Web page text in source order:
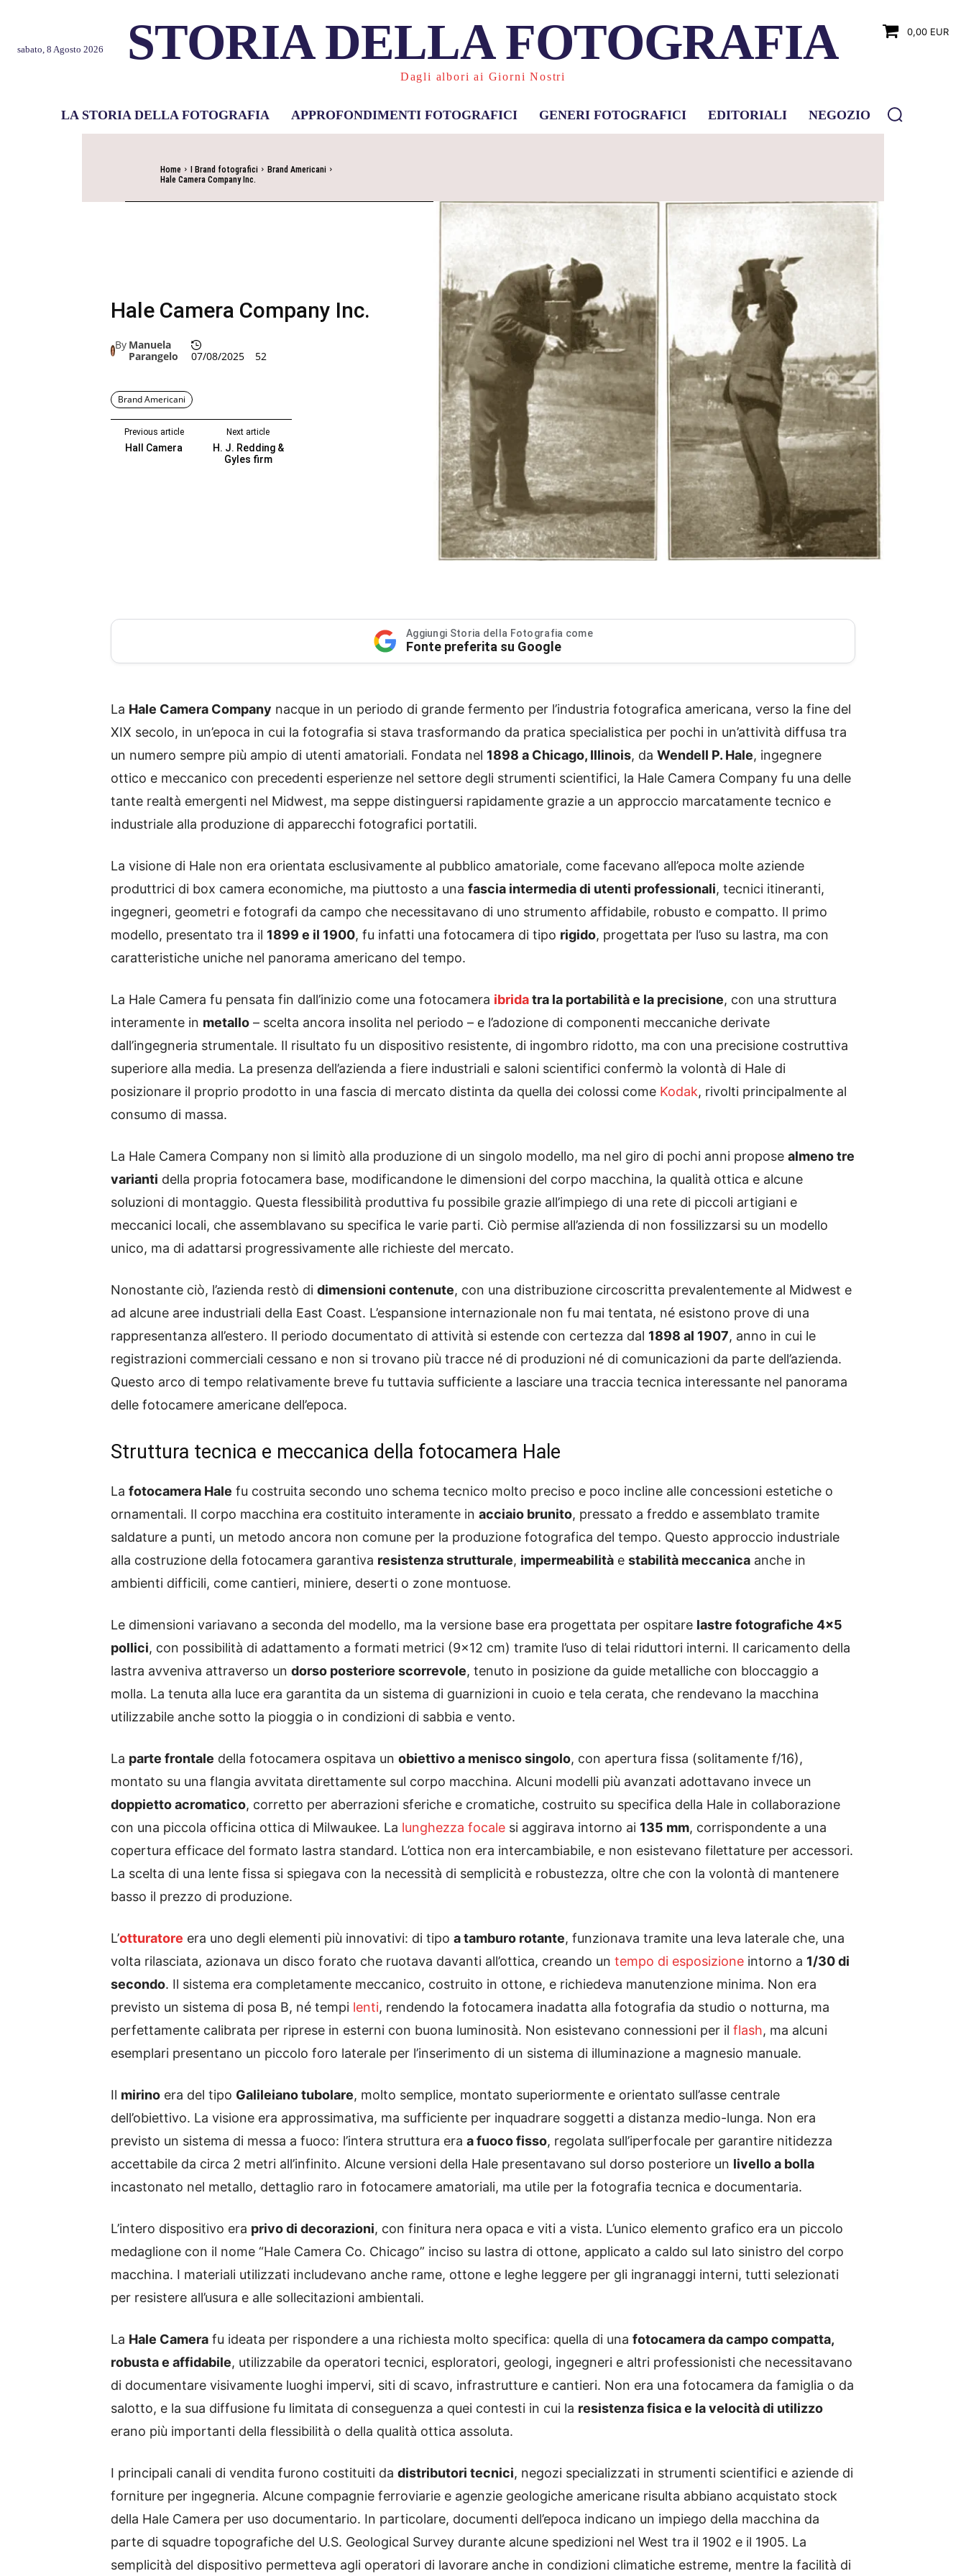
sabato, 8 Agosto 2026 STORIA DELLA FOTOGRAFIA
Dagli albori ai Giorni Nostri
0,00 EUR
LA STORIA DELLA FOTOGRAFIA APPROFONDIMENTI FOTOGRAFICI GENERI FOTOGRAFICI EDITORIALI NEGOZIO
Home I Brand fotografici
Brand Americani
Hale Camera Company Inc.
Hale Camera Company Inc.
By Manuela
Parangelo
07/08/2025 52
Brand Americani
Previous article
Hall Camera
Next article
H. J. Redding &
Gyles firm
Aggiungi Storia della Fotografia come
Fonte preferita su Google
La Hale Camera Company nacque in un periodo di grande fermento per l’industria fotografica americana, verso la fine del
XIX secolo, in un’epoca in cui la fotografia si stava trasformando da pratica specialistica per pochi in un’attività diffusa tra
un numero sempre più ampio di utenti amatoriali. Fondata nel 1898 a Chicago, Illinois, da Wendell P. Hale, ingegnere
ottico e meccanico con precedenti esperienze nel settore degli strumenti scientifici, la Hale Camera Company fu una delle
tante realtà emergenti nel Midwest, ma seppe distinguersi rapidamente grazie a un approccio marcatamente tecnico e
industriale alla produzione di apparecchi fotografici portatili.
La visione di Hale non era orientata esclusivamente al pubblico amatoriale, come facevano all’epoca molte aziende
produttrici di box camera economiche, ma piuttosto a una fascia intermedia di utenti professionali, tecnici itineranti,
ingegneri, geometri e fotografi da campo che necessitavano di uno strumento affidabile, robusto e compatto. Il primo
modello, presentato tra il 1899 e il 1900, fu infatti una fotocamera di tipo rigido, progettata per l’uso su lastra, ma con
caratteristiche uniche nel panorama americano del tempo.
La Hale Camera fu pensata fin dall’inizio come una fotocamera ibridatra la portabilità e la precisione, con una struttura
interamente in metallo – scelta ancora insolita nel periodo – e l’adozione di componenti meccaniche derivate
dall’ingegneria strumentale. Il risultato fu un dispositivo resistente, di ingombro ridotto, ma con una precisione costruttiva
superiore alla media. La presenza dell’azienda a fiere industriali e saloni scientifici confermò la volontà di Hale di
posizionare il proprio prodotto in una fascia di mercato distinta da quella dei colossi come Kodak, rivolti principalmente al
consumo di massa.
La Hale Camera Company non si limitò alla produzione di un singolo modello, ma nel giro di pochi anni propose almeno tre
varianti della propria fotocamera base, modificandone le dimensioni del corpo macchina, la qualità ottica e alcune
soluzioni di montaggio. Questa flessibilità produttiva fu possibile grazie all’impiego di una rete di piccoli artigiani e
meccanici locali, che assemblavano su specifica le varie parti. Ciò permise all’azienda di non fossilizzarsi su un modello
unico, ma di adattarsi progressivamente alle richieste del mercato.
Nonostante ciò, l’azienda restò di dimensioni contenute, con una distribuzione circoscritta prevalentemente al Midwest e
ad alcune aree industriali della East Coast. L’espansione internazionale non fu mai tentata, né esistono prove di una
rappresentanza all’estero. Il periodo documentato di attività si estende con certezza dal 1898 al 1907, anno in cui le
registrazioni commerciali cessano e non si trovano più tracce né di produzioni né di comunicazioni da parte dell’azienda.
Questo arco di tempo relativamente breve fu tuttavia sufficiente a lasciare una traccia tecnica interessante nel panorama
delle fotocamere americane dell’epoca.
Struttura tecnica e meccanica della fotocamera Hale
La fotocamera Hale fu costruita secondo uno schema tecnico molto preciso e poco incline alle concessioni estetiche o
ornamentali. Il corpo macchina era costituito interamente in acciaio brunito, pressato a freddo e assemblato tramite
saldature a punti, un metodo ancora non comune per la produzione fotografica del tempo. Questo approccio industriale
alla costruzione della fotocamera garantiva resistenza strutturale, impermeabilità e stabilità meccanica anche in
ambienti difficili, come cantieri, miniere, deserti o zone montuose.
Le dimensioni variavano a seconda del modello, ma la versione base era progettata per ospitare lastre fotografiche 4×5
pollici, con possibilità di adattamento a formati metrici (9×12 cm) tramite l’uso di telai riduttori interni. Il caricamento della
lastra avveniva attraverso un dorso posteriore scorrevole, tenuto in posizione da guide metalliche con bloccaggio a
molla. La tenuta alla luce era garantita da un sistema di guarnizioni in cuoio e tela cerata, che rendevano la macchina
utilizzabile anche sotto la pioggia o in condizioni di sabbia e vento.
La parte frontale della fotocamera ospitava un obiettivo a menisco singolo, con apertura fissa (solitamente f/16),
montato su una flangia avvitata direttamente sul corpo macchina. Alcuni modelli più avanzati adottavano invece un
doppietto acromatico, corretto per aberrazioni sferiche e cromatiche, costruito su specifica della Hale in collaborazione
con una piccola officina ottica di Milwaukee. La lunghezza focale si aggirava intorno ai 135 mm, corrispondente a una
copertura efficace del formato lastra standard. L’ottica non era intercambiabile, e non esistevano filettature per accessori.
La scelta di una lente fissa si spiegava con la necessità di semplicità e robustezza, oltre che con la volontà di mantenere
basso il prezzo di produzione.
L’otturatore era uno degli elementi più innovativi: di tipo a tamburo rotante, funzionava tramite una leva laterale che, una
volta rilasciata, azionava un disco forato che ruotava davanti all’ottica, creando un tempo di esposizione intorno a 1/30 di
secondo. Il sistema era completamente meccanico, costruito in ottone, e richiedeva manutenzione minima. Non era
previsto un sistema di posa B, né tempi lenti, rendendo la fotocamera inadatta alla fotografia da studio o notturna, ma
perfettamente calibrata per riprese in esterni con buona luminosità. Non esistevano connessioni per il flash, ma alcuni
esemplari presentano un piccolo foro laterale per l’inserimento di un sistema di illuminazione a magnesio manuale.
Il mirino era del tipo Galileiano tubolare, molto semplice, montato superiormente e orientato sull’asse centrale
dell’obiettivo. La visione era approssimativa, ma sufficiente per inquadrare soggetti a distanza medio-lunga. Non era
previsto un sistema di messa a fuoco: l’intera struttura era a fuoco fisso, regolata sull’iperfocale per garantire nitidezza
accettabile da circa 2 metri all’infinito. Alcune versioni della Hale presentavano sul dorso posteriore un livello a bolla
incastonato nel metallo, dettaglio raro in fotocamere amatoriali, ma utile per la fotografia tecnica e documentaria.
L’intero dispositivo era privo di decorazioni, con finitura nera opaca e viti a vista. L’unico elemento grafico era un piccolo
medaglione con il nome “Hale Camera Co. Chicago” inciso su lastra di ottone, applicato a caldo sul lato sinistro del corpo
macchina. I materiali utilizzati includevano anche rame, ottone e leghe leggere per gli ingranaggi interni, tutti selezionati
per resistere all’usura e alle sollecitazioni ambientali.
La Hale Camera fu ideata per rispondere a una richiesta molto specifica: quella di una fotocamera da campo compatta,
robusta e affidabile, utilizzabile da operatori tecnici, esploratori, geologi, ingegneri e altri professionisti che necessitavano
di documentare visivamente luoghi impervi, siti di scavo, infrastrutture e cantieri. Non era una fotocamera da famiglia o da
salotto, e la sua diffusione fu limitata di conseguenza a quei contesti in cui la resistenza fisica e la velocità di utilizzo
erano più importanti della flessibilità o della qualità ottica assoluta.
I principali canali di vendita furono costituiti da distributori tecnici, negozi specializzati in strumenti scientifici e aziende di
forniture per ingegneria. Alcune compagnie ferroviarie e agenzie geologiche americane risulta abbiano acquistato stock
della Hale Camera per uso documentario. In particolare, documenti dell’epoca indicano un impiego della macchina da
parte di squadre topografiche del U.S. Geological Survey durante alcune spedizioni nel West tra il 1902 e il 1905. La
semplicità del dispositivo permetteva agli operatori di lavorare anche in condizioni climatiche estreme, mentre la facilità di